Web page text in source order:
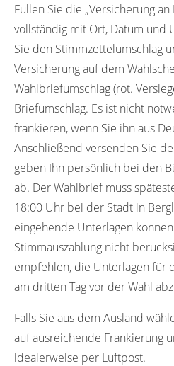
Füllen Sie die „Versicherung
vollständig mit Ort, Datum und
Sie den Stimmzettelumschlag
Versicherung auf dem
Wahlbriefumschlag (rot.
Briefumschlag. Es ist nicht
frankieren, wenn Sie ihn aus
Anschließend versenden Sie
geben Ihn persönlich bei den
ab. Der Wahlbrief muss
18:00 Uhr bei der Stadt in
eingehende Unterlagen
Stimmauszählung nicht
empfehlen, die Unterlagen für
am dritten Tag vor der Wahl
Falls Sie aus dem Ausland
auf ausreichende Frankierung
idealerweise per Luftpost.